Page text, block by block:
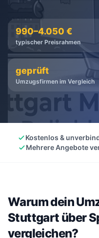
990–4.050 €
typischer Preisrahmen
geprüft
Umzugsfirmen im Vergleich
Kostenlos &
Mehrere Angebote
Warum dein
Stuttgart über
vergleichen?